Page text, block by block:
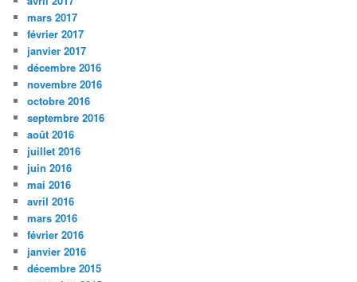
mars 2017
février 2017
janvier 2017
décembre 2016
novembre 2016
octobre 2016
septembre 2016
août 2016
juillet 2016
juin 2016
mai 2016
avril 2016
mars 2016
février 2016
janvier 2016
décembre 2015